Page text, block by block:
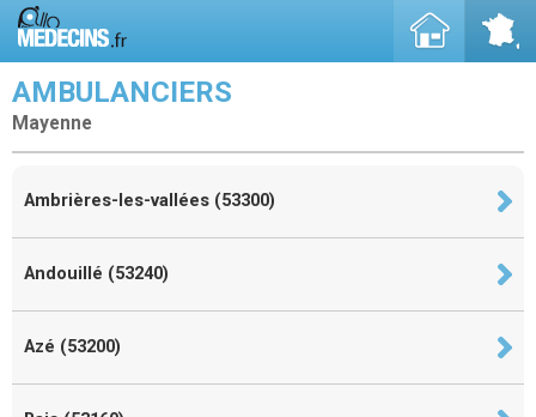
AMBULANCIERS
Mayenne
Ambrières-les-vallées (53300)
Andouillé (53240)
Azé (53200)